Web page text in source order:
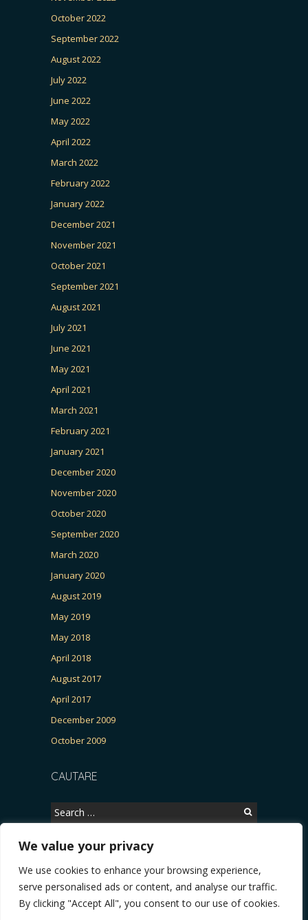
We value your privacy
We use cookies to enhance your browsing experience,
serve personalised ads or content, and analyse our traffic.
By clicking "Accept All", you consent to our use of cookies.
October 2022
September 2022
August 2022
July 2022
June 2022
May 2022
April 2022
March 2022
February 2022
January 2022
December 2021
November 2021
October 2021
September 2021
August 2021
July 2021
June 2021
May 2021
April 2021
March 2021
February 2021
January 2021
December 2020
November 2020
October 2020
September 2020
March 2020
January 2020
August 2019
May 2019
May 2018
April 2018
August 2017
April 2017
December 2009
October 2009
CAUTARE
Search
for:
Copyright © 2026, CERTITUDINEA.
Patria, parlamentarele și presa
* VIDEO. Viata lui Eminescu (Necenzurat).